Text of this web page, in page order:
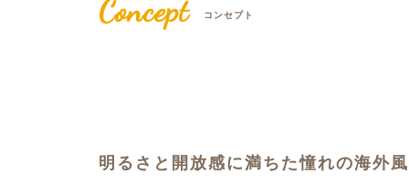
Concept コンセプト
明るさと開放感に満ちた憧れの海外